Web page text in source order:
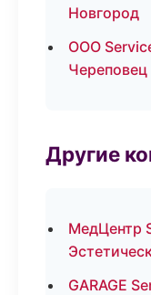
Новгород
ООО
Череповец
Другие
МедЦентр
GARAGE